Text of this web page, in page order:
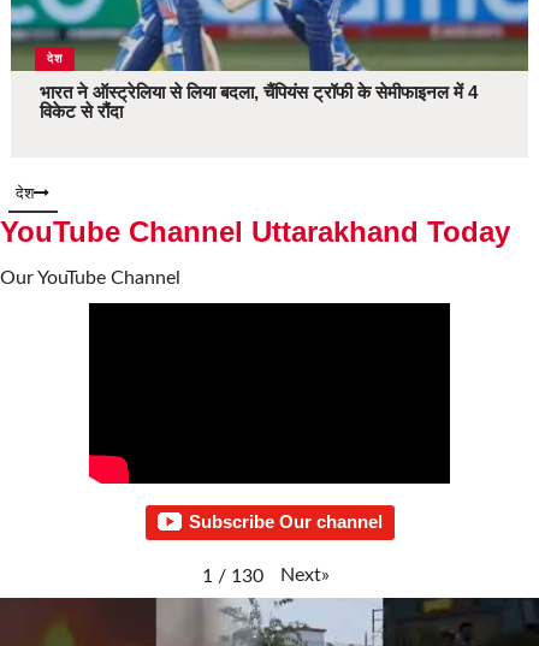
देश
भारत ने ऑस्ट्रेलिया से लिया बदला, चैंपियंस ट्रॉफी के सेमीफाइनल में 4
विकेट से रौंदा
देश
YouTube Channel Uttarakhand Today
Our YouTube Channel
Subscribe Our channel
1 / 130 Next»